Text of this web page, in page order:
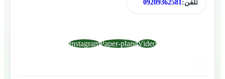
تلفن:09209362581
Video
Paper-plane
Instagram